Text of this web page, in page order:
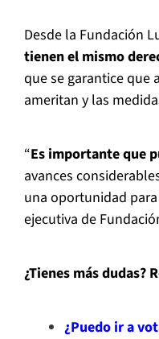
Desde la Fundación
tienen el mismo
que se garantice que
ameritan y las
“Es importante que
avances
una oportunidad
ejecutiva de
¿Tienes más dudas?
¿Puedo ir a